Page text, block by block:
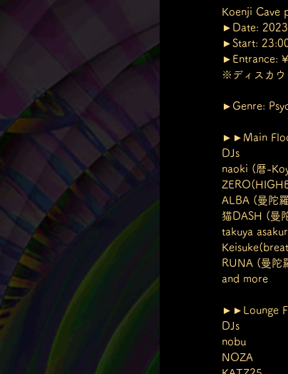
Koenji Cave
►Date:
►Start:
►Entrance:
※ディスカウ
►Genre:
►►Main
DJs
naoki (暦-
ALBA (曼陀
猫DASH (曼
takuya
RUNA (曼陀
and more
►►Lounge
DJs
nobu
NOZA